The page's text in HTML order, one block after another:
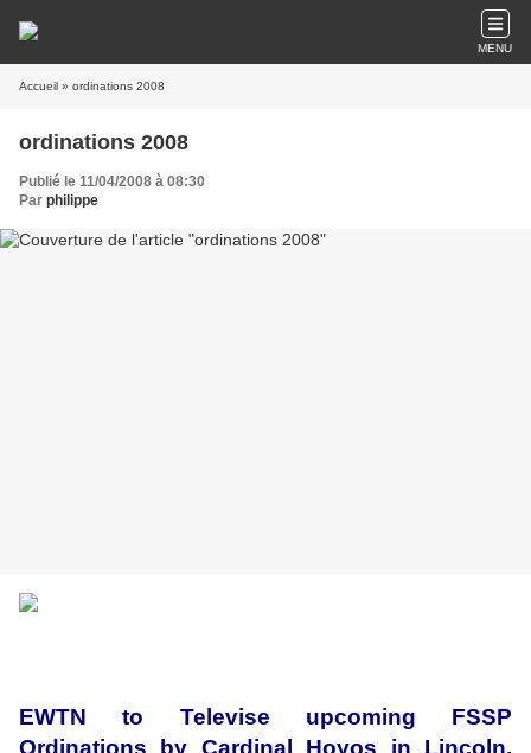
MENU
Accueil » ordinations 2008
ordinations 2008
Publié le 11/04/2008 à 08:30
Par philippe
EWTN to Televise upcoming FSSP
Ordinations by Cardinal Hoyos in Lincoln,